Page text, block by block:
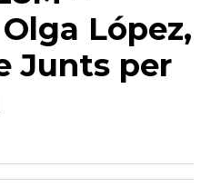
López,
Junts per